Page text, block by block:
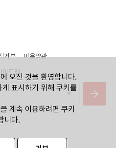
거부
이용약관
이트맵
오신 것을 환영합니다.
표시하기 위해 쿠키를
계속 이용하려면 쿠키
니다.